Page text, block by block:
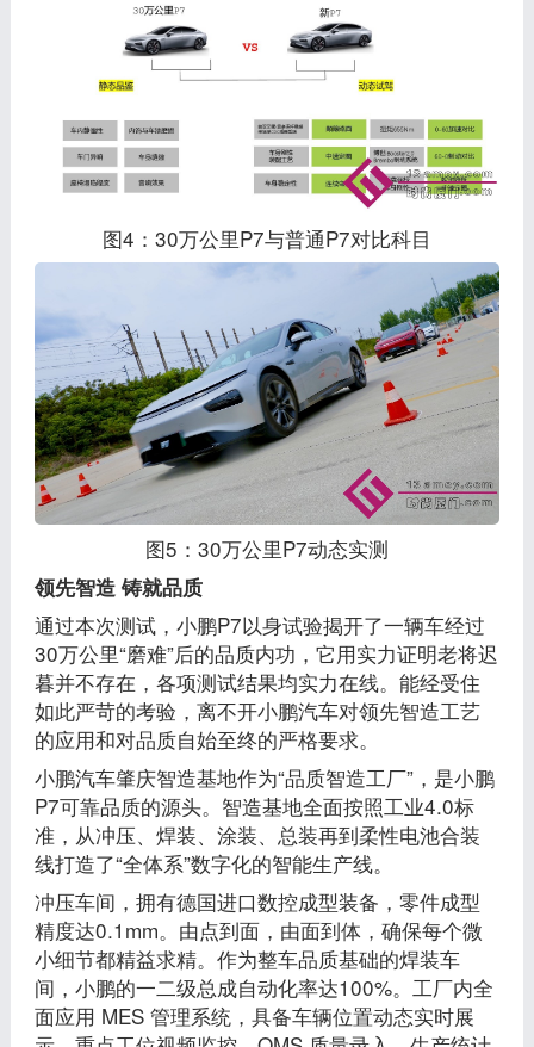
图4：30万公里P7与普通P7对比科目
图5：30万公里P7动态实测
领先智造 铸就品质
通过本次测试，小鹏P7以身试验揭开了一辆车经过
30万公里“磨难”后的品质内功，它用实力证明老将迟
暮并不存在，各项测试结果均实力在线。能经受住
如此严苛的考验，离不开小鹏汽车对领先智造工艺
的应用和对品质自始至终的严格要求。
小鹏汽车肇庆智造基地作为“品质智造工厂”，是小鹏
P7可靠品质的源头。智造基地全面按照工业4.0标
准，从冲压、焊装、涂装、总装再到柔性电池合装
线打造了“全体系”数字化的智能生产线。
冲压车间，拥有德国进口数控成型装备，零件成型
精度达0.1mm。由点到面，由面到体，确保每个微
小细节都精益求精。作为整车品质基础的焊装车
间，小鹏的一二级总成自动化率达100%。工厂内全
面应用 MES 管理系统，具备车辆位置动态实时展